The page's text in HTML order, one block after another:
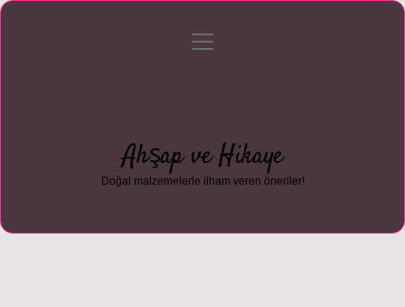
Gizlilik Politikası
menüyü
Ahşap ve Hikaye
Doğal malzemelerle ilham veren öneriler!